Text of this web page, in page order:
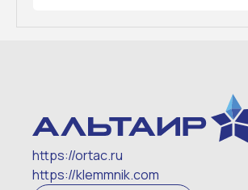
https://ortac.ru
https://klemmnik.com